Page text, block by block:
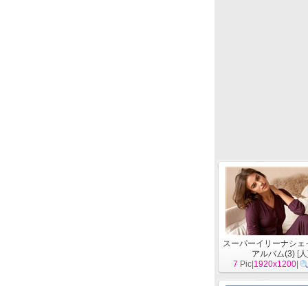
スーパーイリーナシェ
アルバム(3) [人
7 Pic| 1920x1200